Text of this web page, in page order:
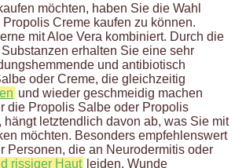
möchten, haben Sie die Wahl
Creme kaufen zu können.
mit Aloe Vera kombiniert. Durch die
erhalten Sie eine sehr
und antibiotisch
oder Creme, die gleichzeitig
und wieder geschmeidig machen
die Propolis Salbe oder Propolis
hängt letztendlich davon ab, was Sie mit
möchten. Besonders empfehlenswert
Personen, die an Neurodermitis oder
rissiger Haut leiden. Wunde